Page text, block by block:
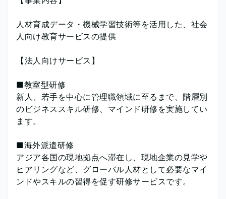
人材育成データ・機械学習技術等を活用した、社会
人向け教育サービスの提供
【法人向けサービス】
■教室型研修
新人、若手を中心に管理職領域に至るまで、階層別
のビジネススキル研修、マインド研修を実施してい
ます。
■海外派遣研修
アジア各国の現地拠点へ滞在し、現地企業の見学や
ヒアリングなど、グローバル人材として必要なマイ
ンドやスキルの習得を促す研修サービスです。